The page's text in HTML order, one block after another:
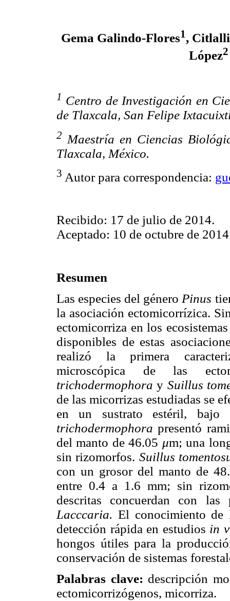
Gema Galindo-Flores1,
López2
1 Centro de Investigación en
de Tlaxcala, San Felipe
2 Maestría en Ciencias
Tlaxcala, México.
3 Autor para correspondencia:
Recibido: 17 de julio de 2014.
Aceptado: 10 de octubre de
Resumen
Las especies del género Pinus
la asociación ectomicorrízica.
ectomicorriza en los
disponibles de estas
realizó la primera
microscópica de las
trichodermophora y Suillus
de las micorrizas estudiadas se
en un sustrato estéril, bajo
trichodermophora presentó
del manto de 46.05 μm; una
sin rizomorfos. Suillus
con un grosor del manto de
entre 0.4 a 1.6 mm; sin
descritas concuerdan con
Lacccaria. El conocimiento de
detección rápida en estudios in
hongos útiles para la
conservación de sistemas
Palabras clave: descripción
ectomicorrizógenos, micorriza.